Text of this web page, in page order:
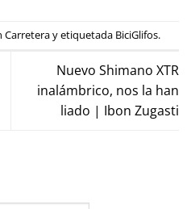
Carreteray etiquetada BiciGlifos.
Nuevo Shimano XTR
inalámbrico, nos la han
liado | Ibon Zugasti